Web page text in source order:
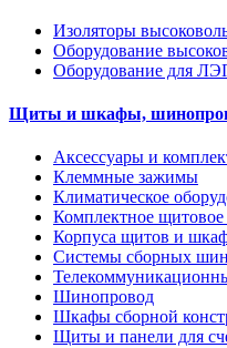
Изоляторы
Оборудование
Оборудование для
Щиты и шкафы,
Аксессуары и
Клеммные зажимы
Климатическое
Комплектное щитовое
Корпуса щитов и
Системы сборных шин
Шинопровод
Шкафы сборной
Щиты и панели для